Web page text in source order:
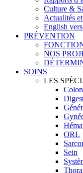
Culture &
Actualités
English
PRÉVENTION
NOS
SOINS
LES
ORL
Sein